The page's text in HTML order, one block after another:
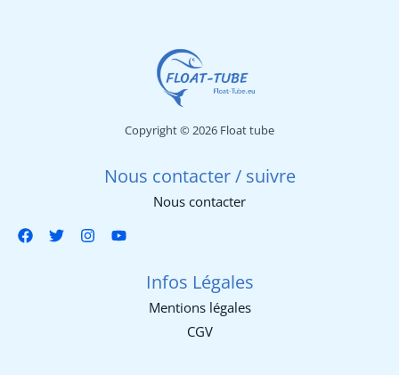
Copyright © 2026 Float tube
Nous contacter / suivre
Nous contacter
Infos Légales
Mentions légales
CGV